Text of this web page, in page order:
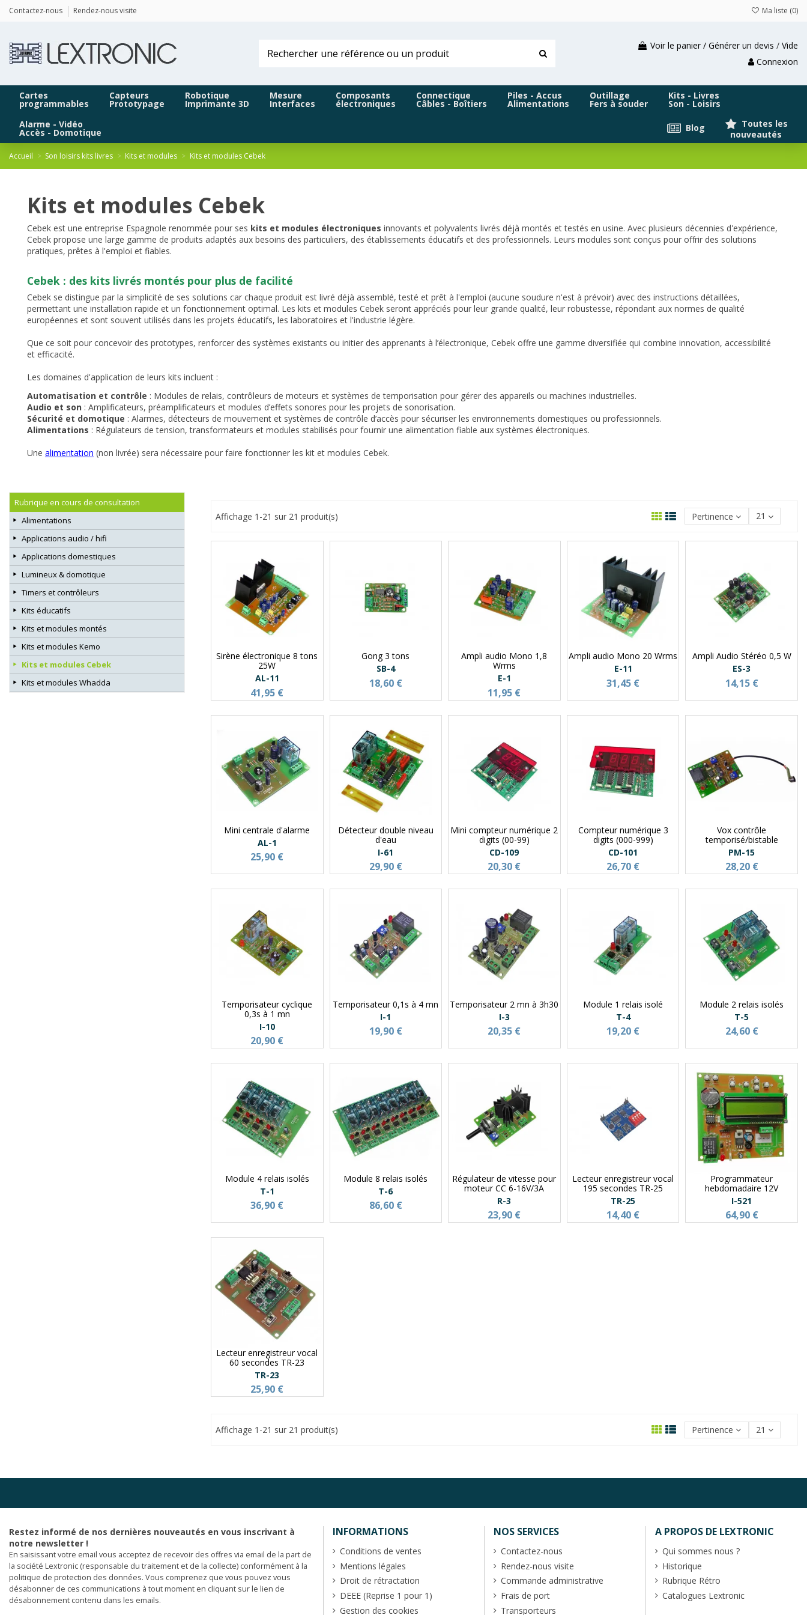
Contactez-nous Rendez-nous visite Ma liste (0)
Voir le panier / Générer un devis / Vide
Connexion
Cartes
programmables
Capteurs
Prototypage
Robotique
Imprimante 3D
Mesure
Interfaces
Composants
électroniques
Connectique
Câbles - Boîtiers
Piles - Accus
Alimentations
Outillage
Fers à souder
Kits - Livres
Son - Loisirs
Alarme - Vidéo
Accès - Domotique
Toutes les
nouveautés
Blog
Accueil Son loisirs kits livres Kits et modules Kits et modules Cebek
Kits et modules Cebek
Cebek est une entreprise Espagnole renommée pour ses kits et modules électroniques innovants et polyvalents livrés déjà montés et testés en usine. Avec plusieurs décennies d'expérience,
Cebek propose une large gamme de produits adaptés aux besoins des particuliers, des établissements éducatifs et des professionnels. Leurs modules sont conçus pour offrir des solutions
pratiques, prêtes à l'emploi et fiables.
Cebek : des kits livrés montés pour plus de facilité
Cebek se distingue par la simplicité de ses solutions car chaque produit est livré déjà assemblé, testé et prêt à l'emploi (aucune soudure n'est à prévoir) avec des instructions détaillées,
permettant une installation rapide et un fonctionnement optimal. Les kits et modules Cebek seront appréciés pour leur grande qualité, leur robustesse, répondant aux normes de qualité
européennes et sont souvent utilisés dans les projets éducatifs, les laboratoires et l'industrie légère.
Que ce soit pour concevoir des prototypes, renforcer des systèmes existants ou initier des apprenants à l’électronique, Cebek offre une gamme diversifiée qui combine innovation, accessibilité
et efficacité.
Les domaines d'application de leurs kits incluent :
Automatisation et contrôle : Modules de relais, contrôleurs de moteurs et systèmes de temporisation pour gérer des appareils ou machines industrielles.
Audio et son : Amplificateurs, préamplificateurs et modules d’effets sonores pour les projets de sonorisation.
Sécurité et domotique : Alarmes, détecteurs de mouvement et systèmes de contrôle d’accès pour sécuriser les environnements domestiques ou professionnels.
Alimentations : Régulateurs de tension, transformateurs et modules stabilisés pour fournir une alimentation fiable aux systèmes électroniques.
Une alimentation (non livrée) sera nécessaire pour faire fonctionner les kit et modules Cebek.
Affichage 1-21 sur 21 produit(s) Pertinence 21
Sirène électronique 8 tons
25W
AL-11
41,95 €
Gong 3 tons
SB-4
18,60 €
Ampli audio Mono 1,8
Wrms
E-1
11,95 €
Ampli audio Mono 20 Wrms
E-11
31,45 €
Ampli Audio Stéréo 0,5 W
ES-3
14,15 €
Mini centrale d'alarme
AL-1
25,90 €
Détecteur double niveau
d'eau
I-61
29,90 €
Mini compteur numérique 2
digits (00-99)
CD-109
20,30 €
Compteur numérique 3
digits (000-999)
CD-101
26,70 €
Vox contrôle
temporisé/bistable
PM-15
28,20 €
Temporisateur cyclique
0,3s à 1 mn
I-10
20,90 €
Temporisateur 0,1s à 4 mn
I-1
19,90 €
Temporisateur 2 mn à 3h30
I-3
20,35 €
Module 1 relais isolé
T-4
19,20 €
Module 2 relais isolés
T-5
24,60 €
Module 4 relais isolés
T-1
36,90 €
Module 8 relais isolés
T-6
86,60 €
Régulateur de vitesse pour
moteur CC 6-16V/3A
R-3
23,90 €
Lecteur enregistreur vocal
195 secondes TR-25
TR-25
14,40 €
Programmateur
hebdomadaire 12V
I-521
64,90 €
Lecteur enregistreur vocal
60 secondes TR-23
TR-23
25,90 €
Affichage 1-21 sur 21 produit(s) Pertinence 21
Rubrique en cours de consultation
Alimentations
Applications audio / hifi
Applications domestiques
Lumineux & domotique
Timers et contrôleurs
Kits éducatifs
Kits et modules montés
Kits et modules Kemo
Kits et modules Cebek
Kits et modules Whadda
Restez informé de nos dernières nouveautés en vous inscrivant à
notre newsletter !
En saisissant votre email vous acceptez de recevoir des offres via email de la part de
la société Lextronic (responsable du traitement et de la collecte) conformément à la
politique de protection des données. Vous comprenez que vous pouvez vous
désabonner de ces communications à tout moment en cliquant sur le lien de
désabonnement contenu dans les emails.
INFORMATIONS
Conditions de ventes
Mentions légales
Droit de rétractation
DEEE (Reprise 1 pour 1)
Gestion des cookies
NOS SERVICES
Contactez-nous
Rendez-nous visite
Commande administrative
Frais de port
Transporteurs
A PROPOS DE LEXTRONIC
Qui sommes nous ?
Historique
Rubrique Rétro
Catalogues Lextronic
Panneau de gestion des cookies